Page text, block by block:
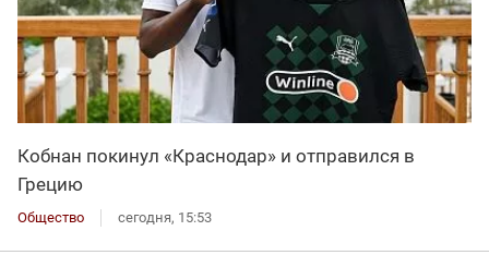
Кобнан покинул «Краснодар» и отправился в
Грецию
Общество сегодня, 15:53